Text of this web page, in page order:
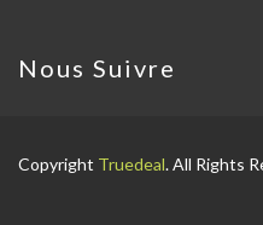
Nous Suivre
Copyright Truedeal. All Rights